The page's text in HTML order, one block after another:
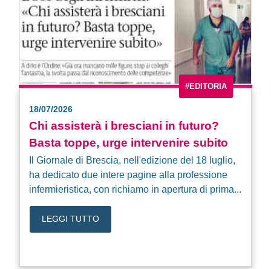
#EDITORIA
18/07/2026
Chi assisterà i bresciani in futuro?
Basta toppe, urge intervenire subito
Il Giornale di Brescia, nell'edizione del 18 luglio,
ha dedicato due intere pagine alla professione
infermieristica, con richiamo in apertura di prima...
LEGGI TUTTO